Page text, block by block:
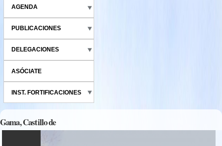
AGENDA
PUBLICACIONES
DELEGACIONES
ASÓCIATE
INST. FORTIFICACIONES
Gama, Castillo de